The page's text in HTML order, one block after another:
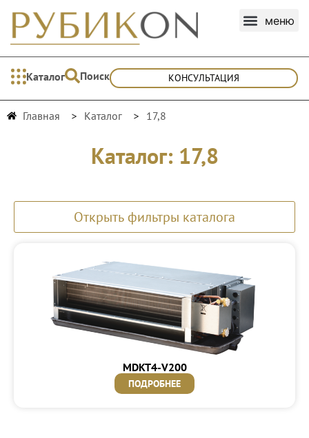
Каталог Поиск КОНСУЛЬТАЦИЯ
Главная Каталог 17,8
Каталог: 17,8
Открыть фильтры каталога
MDKT4-V200
ПОДРОБНЕЕ